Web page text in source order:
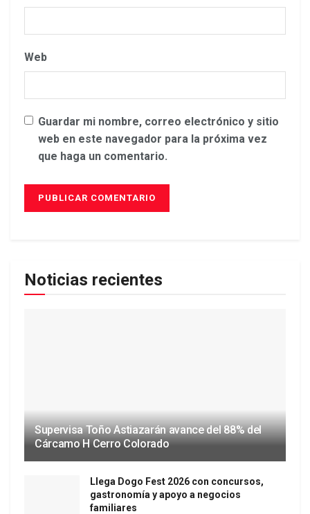
Web
Guardar mi nombre, correo electrónico y sitio
web en este navegador para la próxima vez
que haga un comentario.
Noticias recientes
Supervisa Toño Astiazarán avance del 88% del
Cárcamo H Cerro Colorado
Llega Dogo Fest 2026 con concursos,
gastronomía y apoyo a negocios
familiares